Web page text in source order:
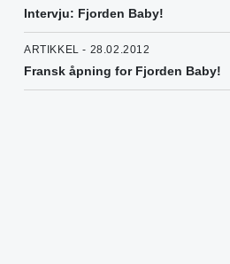
Intervju: Fjorden Baby!
ARTIKKEL - 28.02.2012
Fransk åpning for Fjorden Baby!